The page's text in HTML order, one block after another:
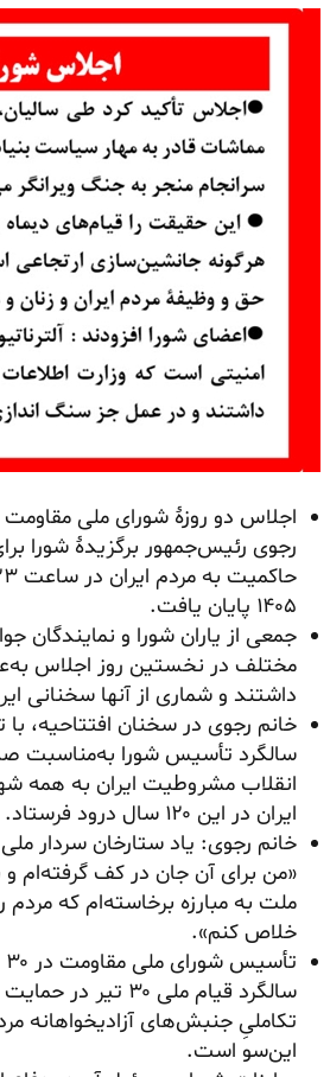
اجلاس دو روزهٔ شورای ملی
رجوی رئیس‌جمهور برگزیدهٔ شورا
۱۴۰۵ پایان یافت.
جمعی از یاران شورا و نمایندگان
مختلف در نخستین روز اجلاس
داشتند و شماری از آنها سخنانی
خانم رجوی در سخنان افتتاحیه،
سالگرد تأسیس شورا به‌مناسبت
انقلاب مشروطیت ایران به همه
ایران در این ۱۲۰ سال درود فرستاد.
خانم رجوی: یاد ستارخان سردار
«من برای آن جان در کف گرفته‌ام و
ملت به مبارزه برخاسته‌ام که مردم
خلاص کنم».
سالگرد قیام ملی ۳۰
تکاملیِ جنبش‌های آزادیخواهانه
این‌سو است.